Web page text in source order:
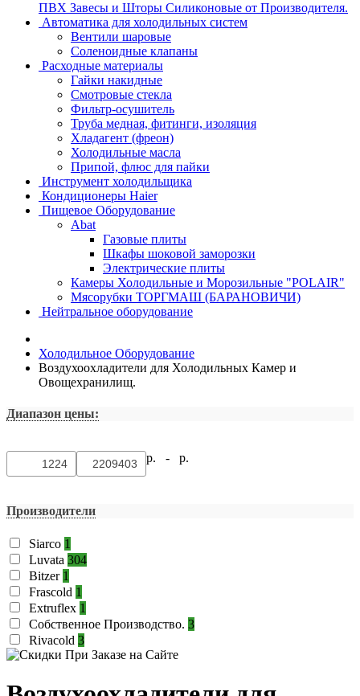
ПВХ Завесы и Шторы Силиконовые от Производителя.
Автоматика для холодильных систем
Вентили шаровые
Соленоидные клапаны
Расходные материалы
Гайки накидные
Смотровые стекла
Фильтр-осушитель
Труба медная, фитинги, изоляция
Хладагент (фреон)
Холодильные масла
Припой, флюс для пайки
Инструмент холодильщика
Кондиционеры Haier
Пищевое Оборудование
Abat
Газовые плиты
Шкафы шоковой заморозки
Электрические плиты
Камеры Холодильные и Морозильные "POLAIR"
Мясорубки ТОРГМАШ (БАРАНОВИЧИ)
Нейтральное оборудование
Холодильное Оборудование
Воздухоохладители для Холодильных Камер и
Овощехранилищ.
Диапазон цены:
р. - р.
Производители
Siarco 1
Luvata 304
Bitzer 1
Frascold 1
Extruflex 1
Собственное Производство. 3
Rivacold 3